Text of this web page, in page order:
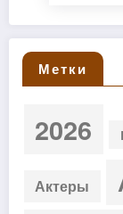
Метки
2026
Актеры